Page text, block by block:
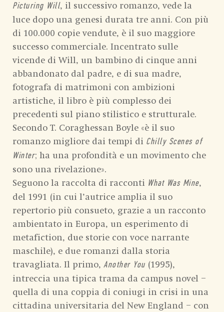
Picturing Will, il successivo romanzo, vede la
luce dopo una genesi durata tre anni. Con più
di 100.000 copie vendute, è il suo maggiore
successo commerciale. Incentrato sulle
vicende di Will, un bambino di cinque anni
abbandonato dal padre, e di sua madre,
fotografa di matrimoni con ambizioni
artistiche, il libro è più complesso dei
precedenti sul piano stilistico e strutturale.
Secondo T. Coraghessan Boyle «è il suo
romanzo migliore dai tempi di Chilly Scenes of
Winter; ha una profondità e un movimento che
sono una rivelazione».
Seguono la raccolta di racconti What Was Mine,
del 1991 (in cui l’autrice amplia il suo
repertorio più consueto, grazie a un racconto
ambientato in Europa, un esperimento di
metafiction, due storie con voce narrante
maschile), e due romanzi dalla storia
travagliata. Il primo, Another You (1995),
intreccia una tipica trama da campus novel –
quella di una coppia di coniugi in crisi in una
cittadina universitaria del New England – con